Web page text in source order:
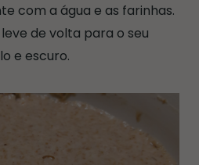
com a água e as farinhas.
de volta para o seu
e escuro.